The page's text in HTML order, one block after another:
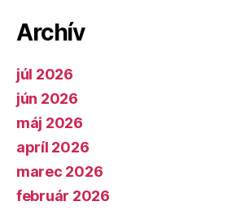
Archív
júl 2026
jún 2026
máj 2026
apríl 2026
marec 2026
február 2026